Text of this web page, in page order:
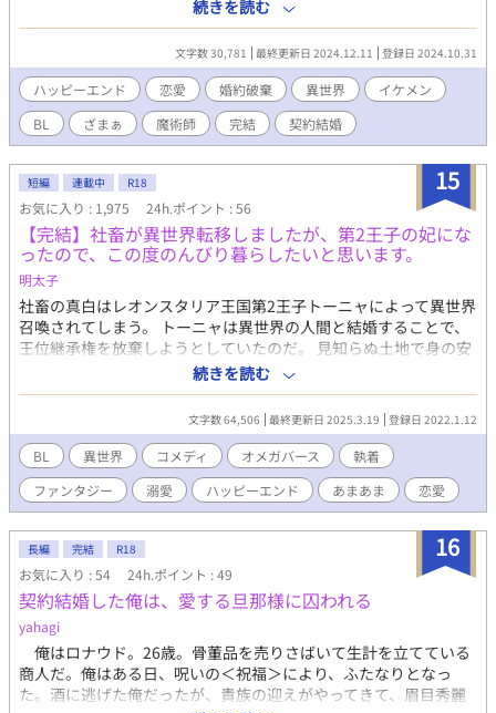
のあまり実家のハーブガーデンに引きこもっていたところ、王宮
魔術塔で働く兄から助手に誘われる。 喜ぶ家族を見たら断れなく
なったエリオットは筆頭魔術師のジェラール様の執務室へ向か
う。そこでエリオットがいつものようにハーブティーを淹れたと
ころ、なぜかプロポーズされてしまい……。 「エリオット・ハ
ワード――俺と結婚しよう」 契約結婚の打診からはじまる男同士
の恋模様。 エリオットのハーブティーと刺繍に特別な力があるこ
とは、まだ秘密──。 ⭐︎表紙イラストは針山糸様に描いていただ
きました
続きを読む
文字数 30,781 最終更新日 2024.12.11 登録日 2024.10.31
ハッピーエンド 恋愛 婚約破棄 異世界
イケメン
BL
ざまぁ 魔術師 完結 契約結婚
15
短編 連載中 R18
お気に入り : 1,975 24h.ポイント : 56
【完結】社畜が異世界転移しましたが、第2王子の妃にな
ったので、この度のんびり暮らしたいと思います。
明太子
社畜の真白はレオンスタリア王国第2王子トーニャによって異世界
召喚されてしまう。 トーニャは異世界の人間と結婚することで、
王位継承権を放棄しようとしていたのだ。 見知らぬ土地で身の安
全を守るために、トーニャとの契約結婚を受け入れることにした
真白。 真白は夫婦としてトーニャと一緒に過ごす中で惹かれてい
くものの、周りでは不可解な出来事が起こる。 何やらトーニャの
結婚には他にも理由があるようで…。 基本的には社畜が異世界転
移しましたが、第2王子の妃になったので、この度のんびり暮らす
という題名そのままの内容の第2王子×社畜の溺愛BLです。 ※異
世界転移者（現代人）はみなΩ（オメガ）&α（アルファ）は魔法
が使えるということ以外は世間一般的なオメガバース設定を使用
しております。 （魔法についてはそんなに出てきませんが…）
※R18的展開には＊が付いています。 匂わせだと（＊）です。 ※
ちまちま更新しています。
続きを読む
文字数 64,506 最終更新日 2025.3.19 登録日 2022.1.12
BL 異世界 コメディ オメガバース
執着
ファンタジー
溺愛 ハッピーエンド あまあま 恋愛
16
長編 完結 R18
お気に入り : 54 24h.ポイント : 49
契約結婚した俺は、愛する旦那様に囚われる
yahagi
俺はロナウド。26歳。骨董品を売りさばいて生計を立てている
商人だ。俺はある日、呪いの＜祝福＞により、ふたなりとなっ
た。酒に逃げた俺だったが、貴族の迎えがやってきて、眉目秀麗